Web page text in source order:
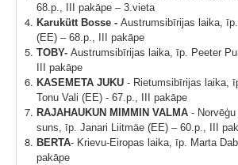
68.p., III pakāpe – 3.vieta
Karukütt Bosse - Austrumsibīrijas laika,
(EE) – 68.p., III pakāpe
TOBY- Austrumsibīrijas laika, īp. Peeter
III pakāpe
KASEMETA JUKU - Rietumsibīrijas laika,
Tonu Vali (EE) - 67.p., III pakāpe
RAJAHAUKUN MIMMIN VALMA -
suns, īp. Janari Liitmäe (EE) – 60.p., III
BERTA- Krievu-Eiropas laika, īp. Marta
pakāpe